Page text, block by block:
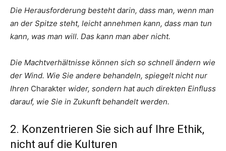
Die Herausforderung besteht darin, dass man, wenn man
an der Spitze steht, leicht annehmen kann, dass man tun
kann, was man will. Das kann man aber nicht.
Die Machtverhältnisse können sich so schnell ändern wie
der Wind. Wie Sie andere behandeln, spiegelt nicht nur
Ihren Charakter wider, sondern hat auch direkten Einfluss
darauf, wie Sie in Zukunft behandelt werden.
2. Konzentrieren Sie sich auf Ihre Ethik,
nicht auf die Kulturen